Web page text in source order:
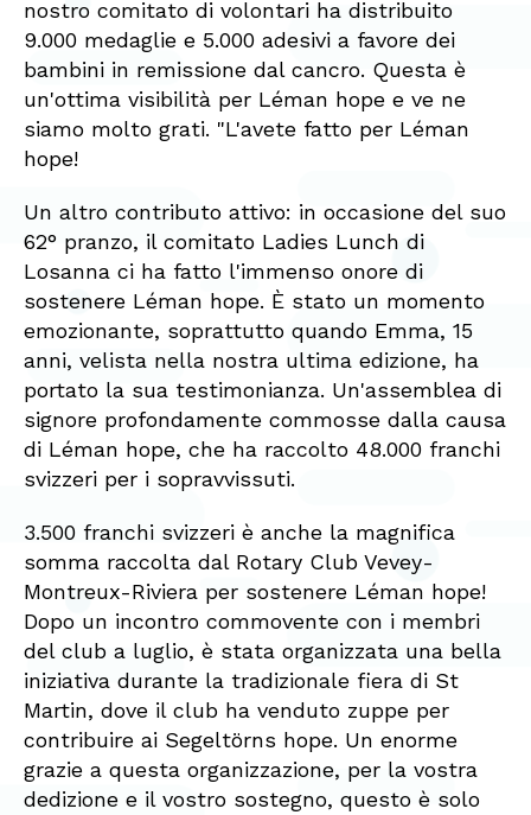
nostro comitato di volontari ha distribuito
9.000 medaglie e 5.000 adesivi a favore dei
bambini in remissione dal cancro. Questa è
un'ottima visibilità per Léman hope e ve ne
siamo molto grati. "L'avete fatto per Léman
hope!
Un altro contributo attivo: in occasione del suo
62° pranzo, il comitato Ladies Lunch di
Losanna ci ha fatto l'immenso onore di
sostenere Léman hope. È stato un momento
emozionante, soprattutto quando Emma, 15
anni, velista nella nostra ultima edizione, ha
portato la sua testimonianza. Un'assemblea di
signore profondamente commosse dalla causa
di Léman hope, che ha raccolto 48.000 franchi
svizzeri per i sopravvissuti.
3.500 franchi svizzeri è anche la magnifica
somma raccolta dal Rotary Club Vevey-
Montreux-Riviera per sostenere Léman hope!
Dopo un incontro commovente con i membri
del club a luglio, è stata organizzata una bella
iniziativa durante la tradizionale fiera di St
Martin, dove il club ha venduto zuppe per
contribuire ai Segeltörns hope. Un enorme
grazie a questa organizzazione, per la vostra
dedizione e il vostro sostegno, questo è solo